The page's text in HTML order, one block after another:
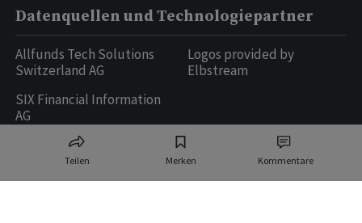
Teilen Merken Kommentare
Datenquellen und Technologiepartner
Allfunds Tech Solutions
Switzerland AG
SIX Financial Information
AG
Logos provided by
Elbstream